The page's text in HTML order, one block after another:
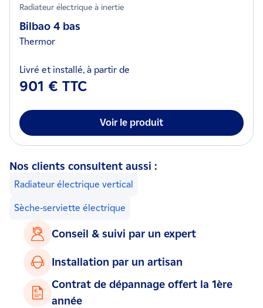
Radiateur électrique à inertie
Bilbao 4 bas
Thermor
Livré et installé, à partir de
901 € TTC
Voir le produit
Nos clients consultent aussi :
Radiateur électrique vertical
Sèche-serviette électrique
Conseil & suivi par un expert
Installation par un artisan
Contrat de dépannage offert la 1ère
année